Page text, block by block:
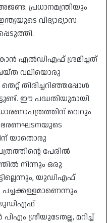
പ്രധാനമന്ത്രിയും
വിദ്യാഭ്യാസ
എൽഡിഎഫ് ശ്രമിച്ചത്
വലിയൊരു
തിരിച്ചറിഞ്ഞപ്പോൾ
ഈ പദ്ധതിയുമായി
ധാരണാപത്രത്തിന് വെറും
ഭരണഘടനയുടെ
യാതൊരു
പേരിൽ
നിന്നും ഒരു
യുഡിഎഫ്
യുഡിഎഫ്
ശ്രീയുടേതല്ല, മറിച്ച്